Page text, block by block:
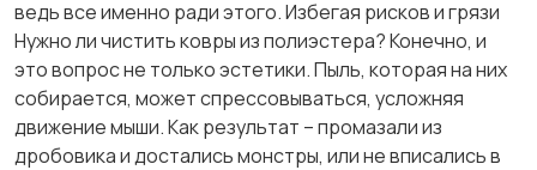
ведь все именно ради этого. Избегая рисков и грязи
Нужно ли чистить ковры из полиэстера? Конечно, и
это вопрос не только эстетики. Пыль, которая на них
собирается, может спрессовываться, усложняя
движение мыши. Как результат – промазали из
дробовика и достались монстры, или не вписались в